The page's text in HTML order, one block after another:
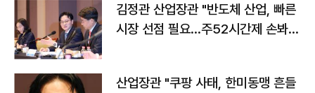
김정관 산업장관 "반도체 산업, 빠른
시장 선점 필요…주52시간제 손봐
산업장관 "쿠팡 사태, 한미동맹 흔들